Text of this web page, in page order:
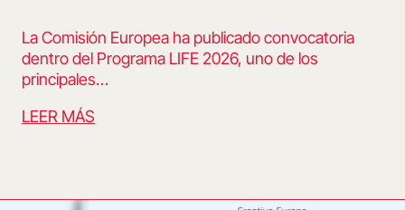
La Comisión Europea ha publicado convocatoria
dentro del Programa LIFE 2026, uno de los
principales…
LEER MÁS